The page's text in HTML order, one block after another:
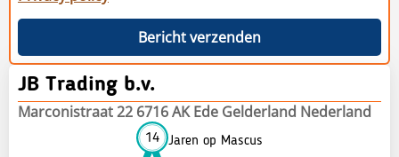
Bericht verzenden
JB Trading b.v.
Marconistraat 22 6716 AK Ede Gelderland Nederland
14 Jaren op Mascus